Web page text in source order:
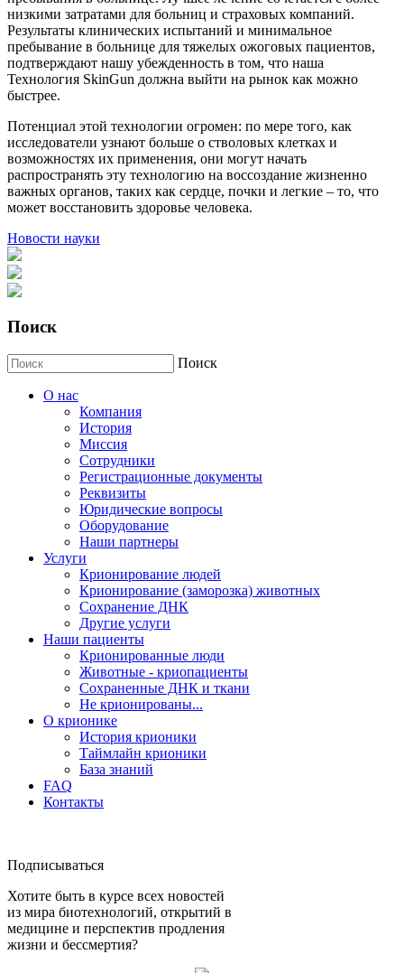
низкими затратами для больниц и страховых компаний.
Результаты клинических испытаний и минимальное
пребывание в больнице для тяжелых ожоговых пациентов,
подтверждают нашу убежденность в том, что наша
Технология SkinGun должна выйти на рынок как можно
быстрее.
Потенциал этой технологии огромен: по мере того, как
исследователи узнают больше о стволовых клетках и
возможностях их применения, они могут начать
распространять эту технологию на воссоздание жизненно
важных органов, таких как сердце, почки и легкие – то, что
может восстановить здоровье человека.
Новости науки
Поиск
Поиск
О нас
Компания
История
Миссия
Сотрудники
Регистрационные документы
Реквизиты
Юридические вопросы
Оборудование
Наши партнеры
Услуги
Крионирование людей
Крионирование (заморозка) животных
Сохранение ДНК
Другие услуги
Наши пациенты
Крионированные люди
Животные - криопациенты
Сохраненные ДНК и ткани
Не крионированы...
О крионике
История крионики
Таймлайн крионики
База знаний
FAQ
Контакты
Подписываться
Хотите быть в курсе всех новостей
из мира биотехнологий, открытий в
медицине и перспектив продления
жизни и бессмертия?